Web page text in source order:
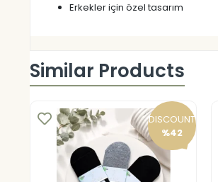
Erkekler için özel tasarım
Similar Products
DISCOUNT
%42